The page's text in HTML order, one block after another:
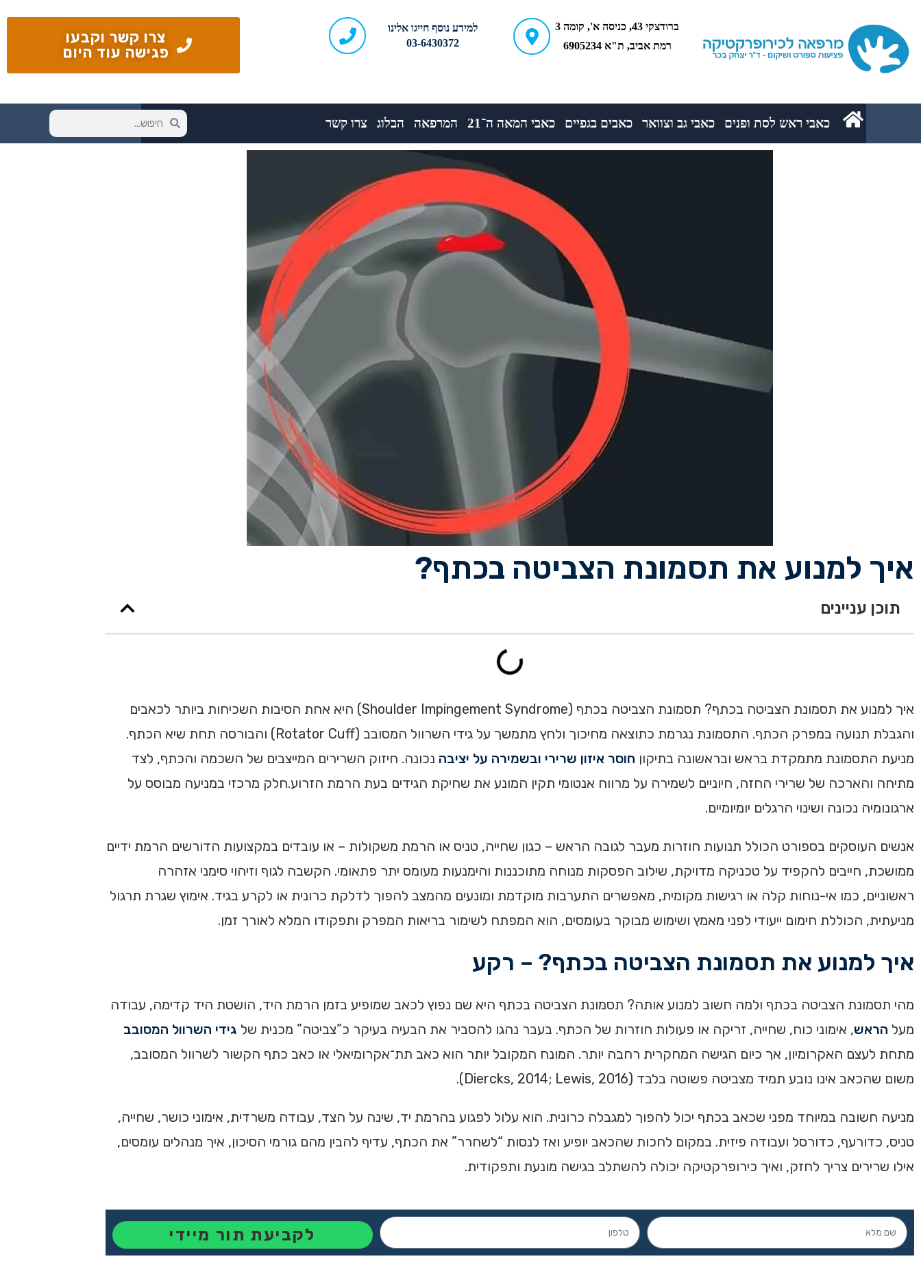
ברודצקי 43, כניסה א', קומה 3
רמת אביב, ת"א 6905234
למידע נוסף חייגו אלינו
03-6430372
צרו קשר וקבעו
פגישה עוד היום
כאבי ראש לסת ופנים כאבי גב וצוואר כאבים בגפיים כאבי המאה ה־21 המרפאה הבלוג צרו קשר
איך למנוע את תסמונת הצביטה בכתף?
תוכן עניינים
איך למנוע את תסמונת הצביטה בכתף? תסמונת הצביטה בכתף (Shoulder Impingement Syndrome) היא אחת הסיבות השכיחות ביותר לכאבים
והגבלת תנועה במפרק הכתף. התסמונת נגרמת כתוצאה מחיכוך ולחץ מתמשך על גידי השרוול המסובב (Rotator Cuff) והבורסה תחת שיא הכתף.
מניעת התסמונת מתמקדת בראש ובראשונה בתיקון חוסר איזון שרירי ובשמירה על יציבה נכונה. חיזוק השרירים המייצבים של השכמה והכתף, לצד
מתיחה והארכה של שרירי החזה, חיוניים לשמירה על מרווח אנטומי תקין המונע את שחיקת הגידים בעת הרמת הזרוע.חלק מרכזי במניעה מבוסס על
ארגונומיה נכונה ושינוי הרגלים יומיומיים.
אנשים העוסקים בספורט הכולל תנועות חוזרות מעבר לגובה הראש – כגון שחייה, טניס או הרמת משקולות – או עובדים במקצועות הדורשים הרמת ידיים
ממושכת, חייבים להקפיד על טכניקה מדויקת, שילוב הפסקות מנוחה מתוכננות והימנעות מעומס יתר פתאומי. הקשבה לגוף וזיהוי סימני אזהרה
ראשוניים, כמו אי-נוחות קלה או רגישות מקומית, מאפשרים התערבות מוקדמת ומונעים מהמצב להפוך לדלקת כרונית או לקרע בגיד. אימוץ שגרת תרגול
מניעתית, הכוללת חימום ייעודי לפני מאמץ ושימוש מבוקר בעומסים, הוא המפתח לשימור בריאות המפרק ותפקודו המלא לאורך זמן.
איך למנוע את תסמונת הצביטה בכתף? – רקע
מהי תסמונת הצביטה בכתף ולמה חשוב למנוע אותה? תסמונת הצביטה בכתף היא שם נפוץ לכאב שמופיע בזמן הרמת היד, הושטת היד קדימה, עבודה
מעל הראש, אימוני כוח, שחייה, זריקה או פעולות חוזרות של הכתף. בעבר נהגו להסביר את הבעיה בעיקר כ”צביטה” מכנית של גידי השרוול המסובב
מתחת לעצם האקרומיון, אך כיום הגישה המחקרית רחבה יותר. המונח המקובל יותר הוא כאב תת־אקרומיאלי או כאב כתף הקשור לשרוול המסובב,
משום שהכאב אינו נובע תמיד מצביטה פשוטה בלבד (Diercks, 2014; Lewis, 2016).
מניעה חשובה במיוחד מפני שכאב בכתף יכול להפוך למגבלה כרונית. הוא עלול לפגוע בהרמת יד, שינה על הצד, עבודה משרדית, אימוני כושר, שחייה,
טניס, כדורעף, כדורסל ועבודה פיזית. במקום לחכות שהכאב יופיע ואז לנסות “לשחרר” את הכתף, עדיף להבין מהם גורמי הסיכון, איך מנהלים עומסים,
אילו שרירים צריך לחזק, ואיך כירופרקטיקה יכולה להשתלב בגישה מונעת ותפקודית.
לקביעת תור מיידי